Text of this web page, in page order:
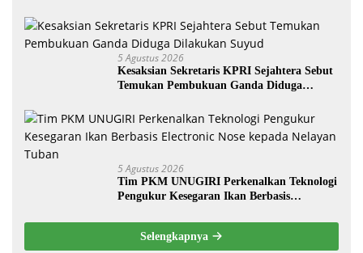
5 Agustus 2026
Kesaksian Sekretaris KPRI Sejahtera Sebut
Temukan Pembukuan Ganda Diduga
5 Agustus 2026
Tim PKM UNUGIRI Perkenalkan Teknologi
Pengukur Kesegaran Ikan Berbasis
Selengkapnya